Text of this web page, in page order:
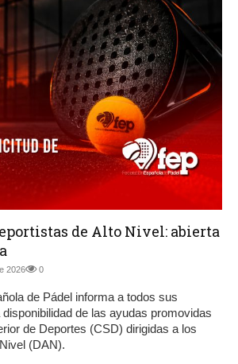
de Alto Nivel: abierta
2026 0
de Pádel informa a todos sus
de las ayudas promovidas
de Deportes (CSD) dirigidas a los
(DAN).